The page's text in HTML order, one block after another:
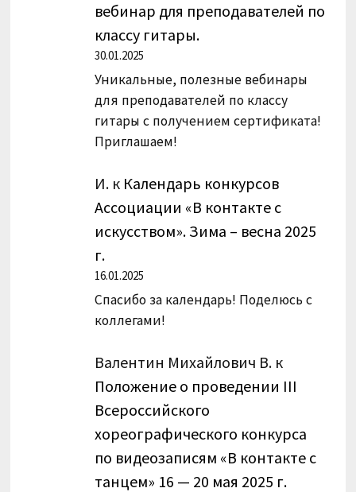
вебинар для преподавателей по
классу гитары.
30.01.2025
Уникальные, полезные вебинары
для преподавателей по классу
гитары с получением сертификата!
Приглашаем!
И. к Календарь конкурсов
Ассоциации «В контакте с
искусством». Зима – весна 2025
г.
16.01.2025
Спасибо за календарь! Поделюсь с
коллегами!
Валентин Михайлович В. к
Положение о проведении III
Всероссийского
хореографического конкурса
по видеозаписям «В контакте с
танцем» 16 — 20 мая 2025 г.